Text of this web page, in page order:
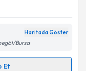
ilişkin
belirtilen
Haritada Göster
Bursa
Et